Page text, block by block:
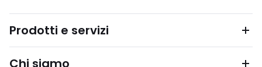
Prodotti e servizi
Chi siamo